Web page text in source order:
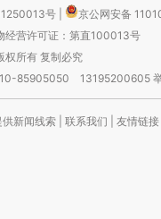
号
京公网安备
经营许可证：第直100013号
所有 复制必究
85905050 13195200605
供新闻线索 联系我们 友情链接